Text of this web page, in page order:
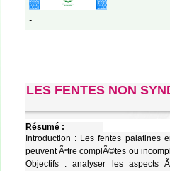
-
LES FENTES NON
Résumé :
Introduction : Les fentes palatines
peuvent Ãªtre complÃ©tes ou
Objectifs : analyser les aspects